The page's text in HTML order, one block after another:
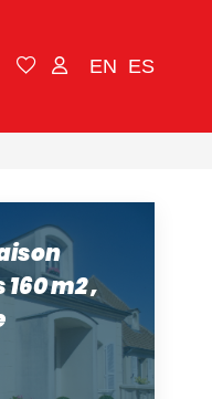
EN ES
160 m2,